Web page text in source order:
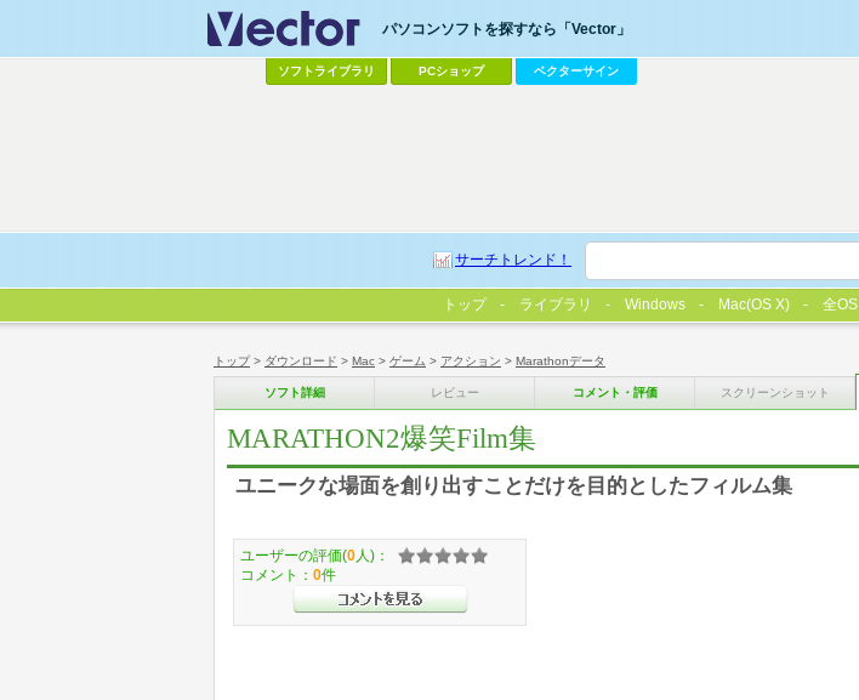
トップ> ダウンロード > Mac > ゲーム > アクション > Marathonデータ
ソフト詳細 レビュー コメント・評価 スクリーンショット
MARATHON2爆笑Film集
ユニークな場面を創り出すことだけを目的としたフィルム集
ユーザーの評価(0 人)：
コメント： 0件
パソコンソフトを探すなら「Vector」
ソフトライブラリ PCショップ ベクターサイン
サーチトレンド！
トップ ライブラリ Windows Mac(OS X) 全OS